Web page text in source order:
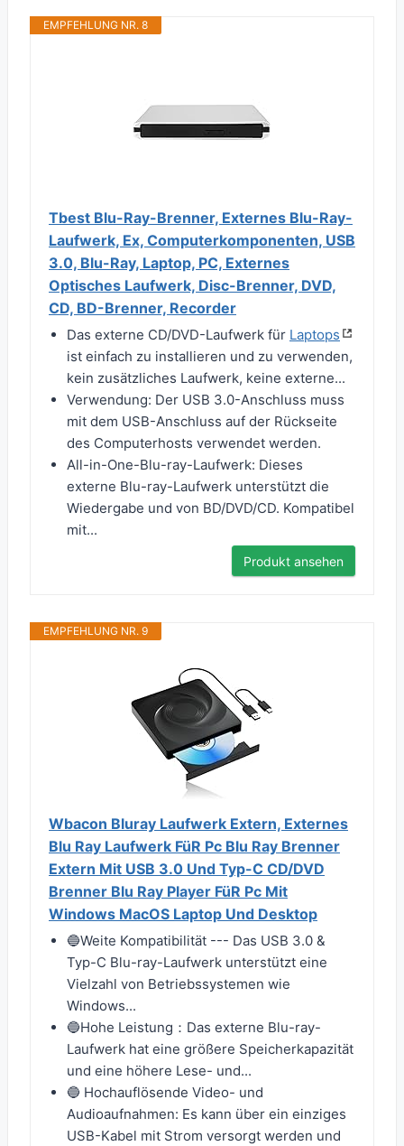
EMPFEHLUNG NR. 8
Tbest Blu-Ray-Brenner, Externes Blu-Ray-
Laufwerk, Ex, Computerkomponenten, USB
3.0, Blu-Ray, Laptop, PC, Externes
Optisches Laufwerk, Disc-Brenner, DVD,
CD, BD-Brenner, Recorder
Das externe CD/DVD-Laufwerk für Laptops
ist einfach zu installieren und zu verwenden,
kein zusätzliches Laufwerk, keine externe...
Verwendung: Der USB 3.0-Anschluss muss
mit dem USB-Anschluss auf der Rückseite
des Computerhosts verwendet werden.
All-in-One-Blu-ray-Laufwerk: Dieses
externe Blu-ray-Laufwerk unterstützt die
Wiedergabe und von BD/DVD/CD. Kompatibel
mit...
Produkt ansehen
EMPFEHLUNG NR. 9
Wbacon Bluray Laufwerk Extern, Externes
Blu Ray Laufwerk FüR Pc Blu Ray Brenner
Extern Mit USB 3.0 Und Typ-C CD/DVD
Brenner Blu Ray Player FüR Pc Mit
Windows MacOS Laptop Und Desktop
🔵Weite Kompatibilität --- Das USB 3.0 &
Typ-C Blu-ray-Laufwerk unterstützt eine
Vielzahl von Betriebssystemen wie
Windows...
🔵Hohe Leistung：Das externe Blu-ray-
Laufwerk hat eine größere Speicherkapazität
und eine höhere Lese- und...
🔵 Hochauflösende Video- und
Audioaufnahmen: Es kann über ein einziges
USB-Kabel mit Strom versorgt werden und